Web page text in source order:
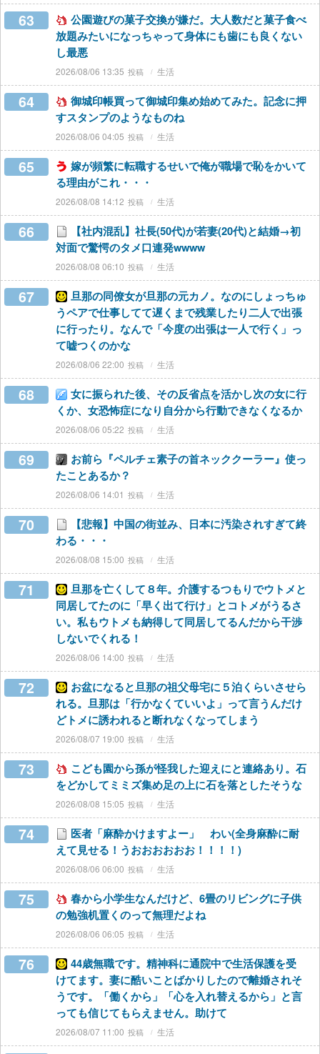
63
公園遊びの菓子交換が嫌だ。大人数だと菓子食べ
放題みたいになっちゃって身体にも歯にも良くない
し最悪
2026/08/06 13:35 生活
64
御城印帳買って御城印集め始めてみた。記念に押
すスタンプのようなものね
2026/08/06 04:05 生活
65
嫁が頻繁に転職するせいで俺が職場で恥をかいて
る理由がこれ・・・
2026/08/08 14:12 生活
66
【社内混乱】社長(50代)が若妻(20代)と結婚→初
対面で驚愕のタメ口連発wwww
2026/08/08 06:10 生活
67
旦那の同僚女が旦那の元カノ。なのにしょっちゅ
うペアで仕事してて遅くまで残業したり二人で出張
に行ったり。なんで「今度の出張は一人で行く」っ
て嘘つくのかな
2026/08/06 22:00 生活
68
女に振られた後、その反省点を活かし次の女に行
くか、女恐怖症になり自分から行動できなくなるか
2026/08/06 05:22 生活
69
お前ら『ペルチェ素子の首ネッククーラー』使っ
たことあるか？
2026/08/06 14:01 生活
70
【悲報】中国の街並み、日本に汚染されすぎて終
わる・・・
2026/08/08 15:00 生活
71
旦那を亡くして８年。介護するつもりでウトメと
同居してたのに「早く出て行け」とコトメがうるさ
い。私もウトメも納得して同居してるんだから干渉
しないでくれる！
2026/08/06 14:00 生活
72
お盆になると旦那の祖父母宅に５泊くらいさせら
れる。旦那は「行かなくていいよ」って言うんだけ
どトメに誘われると断れなくなってしまう
2026/08/07 19:00 生活
73
こども園から孫が怪我した迎えにと連絡あり。石
をどかしてミミズ集め足の上に石を落としたそうな
2026/08/08 15:05 生活
74
医者「麻酔かけますよー」 わい(全身麻酔に耐
えて見せる！うおおおおおお！！！！)
2026/08/06 06:00 生活
75
春から小学生なんだけど、6畳のリビングに子供
の勉強机置くのって無理だよね
2026/08/06 06:05 生活
76
44歳無職です。精神科に通院中で生活保護を受
けてます。妻に酷いことばかりしたので離婚されそ
うです。「働くから」「心を入れ替えるから」と言
っても信じてもらえません。助けて
2026/08/07 11:00 生活